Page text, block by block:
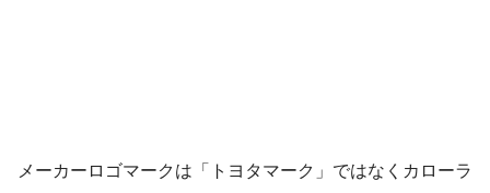
メーカーロゴマークは「トヨタマーク」ではなくカローラ